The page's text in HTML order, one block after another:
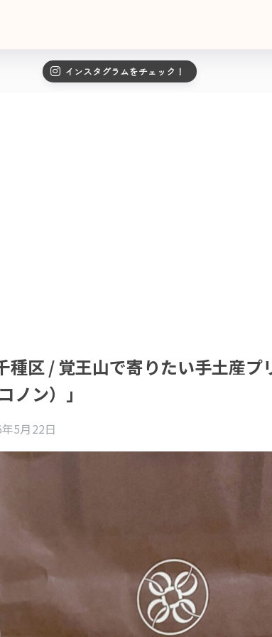
インスタグラムをチェック！
種区 / 覚王山で寄りたい手土産プ
ノン）」
5月22日